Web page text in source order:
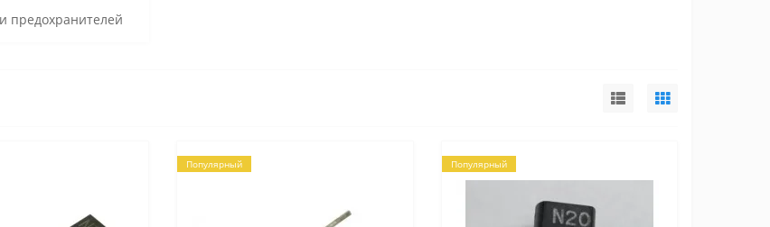
предохранителей
Популярный Популярный